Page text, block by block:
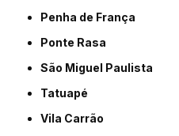
Penha de França
Ponte Rasa
São Miguel Paulista
Tatuapé
Vila Carrão